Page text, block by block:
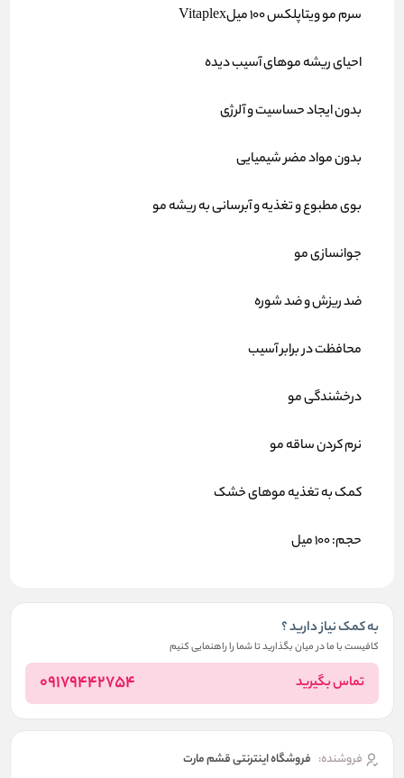
سرم مو ویتاپلکس 100 میلVitaplex
احیای ریشه موهای آسیب دیده
بدون ایجاد حساسیت و آلرژی
بدون مواد مضر شیمیایی
بوی مطبوع و تغذیه و آبرسانی به ریشه مو
جوانسازی مو
ضد ریزش و ضد شوره
محافظت در برابر آسیب
درخشندگی مو
نرم کردن ساقه مو
کمک به تغذیه موهای خشک
حجم: 100 میل
به کمک نیاز دارید ؟
کافیست با ما در میان بگذارید تا شما را راهنمایی کنیم
تماس بگیرید 09179442754
فروشنده: فروشگاه اینترنتی قشم مارت